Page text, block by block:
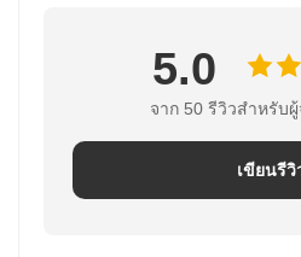
5.0
จาก 50 รีวิวสําหรับ
เขียนรีวิ